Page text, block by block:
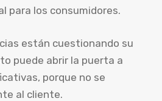
para los consumidores.
están cuestionando su
puede abrir la puerta a
porque no se
al cliente.